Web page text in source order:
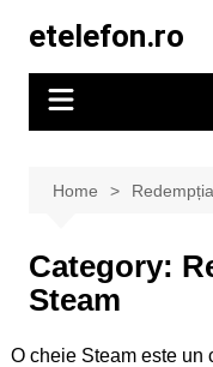
content
etelefon.ro
Home
Category:
Steam
O cheie Steam este un